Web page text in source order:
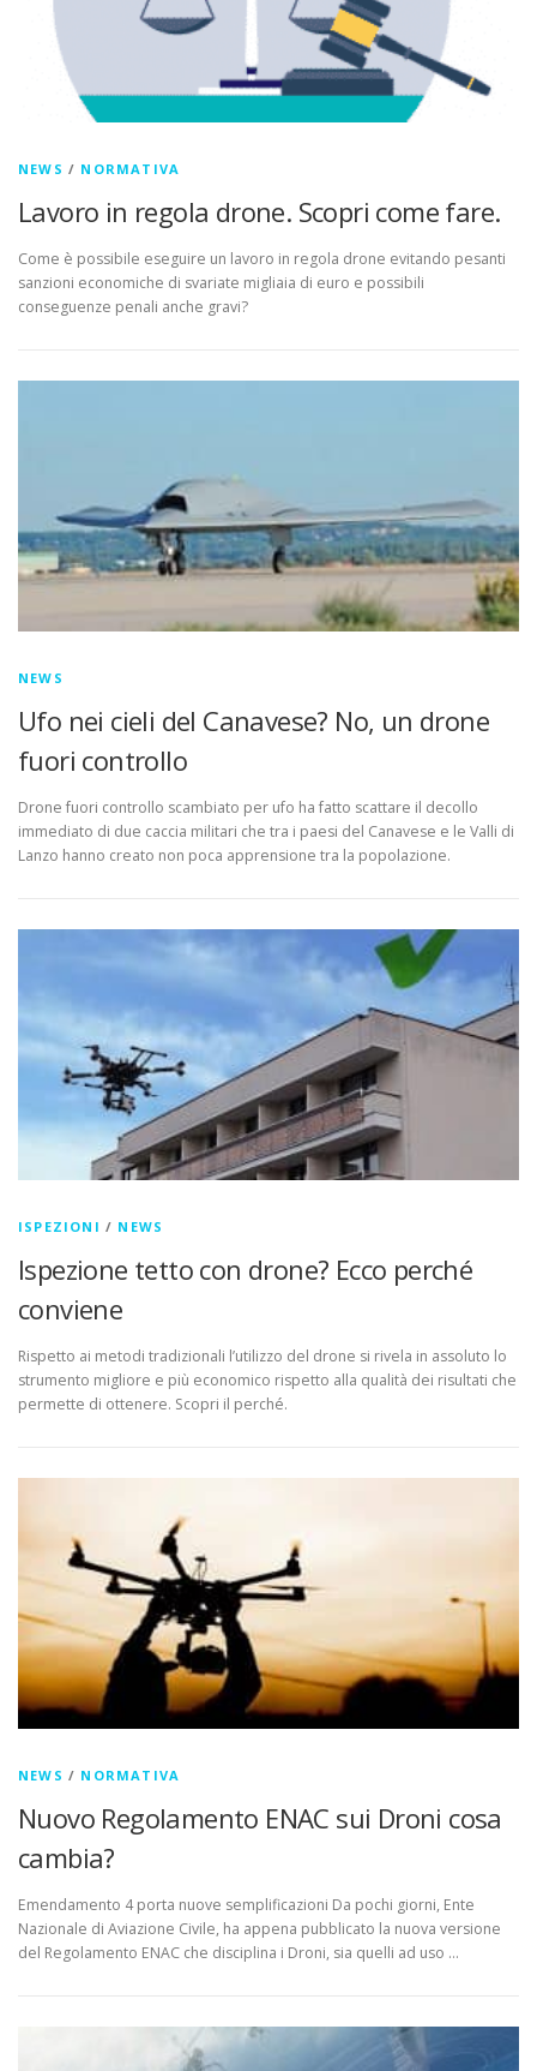
NEWS / NORMATIVA
Lavoro in regola drone. Scopri come fare.
Come è possibile eseguire un lavoro in regola drone evitando pesanti
sanzioni economiche di svariate migliaia di euro e possibili
conseguenze penali anche gravi?
NEWS
Ufo nei cieli del Canavese? No, un drone
fuori controllo
Drone fuori controllo scambiato per ufo ha fatto scattare il decollo
immediato di due caccia militari che tra i paesi del Canavese e le Valli di
Lanzo hanno creato non poca apprensione tra la popolazione.
ISPEZIONI / NEWS
Ispezione tetto con drone? Ecco perché
conviene
Rispetto ai metodi tradizionali l’utilizzo del drone si rivela in assoluto lo
strumento migliore e più economico rispetto alla qualità dei risultati che
permette di ottenere. Scopri il perché.
NEWS / NORMATIVA
Nuovo Regolamento ENAC sui Droni cosa
cambia?
Emendamento 4 porta nuove semplificazioni Da pochi giorni, Ente
Nazionale di Aviazione Civile, ha appena pubblicato la nuova versione
del Regolamento ENAC che disciplina i Droni, sia quelli ad uso …